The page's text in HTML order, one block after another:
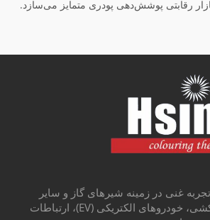
رقابتی پوشش‌دهی پودری متمایز می‌سازد.
غنی در زمینه شیرهای گاز و سایر
مواد جدید برای لوله‌کشی، خودروهای الکتریکی (EV)، ارتباطات